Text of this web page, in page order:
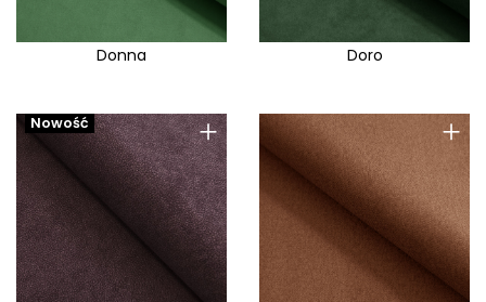
Donna Doro
+
Nowość +